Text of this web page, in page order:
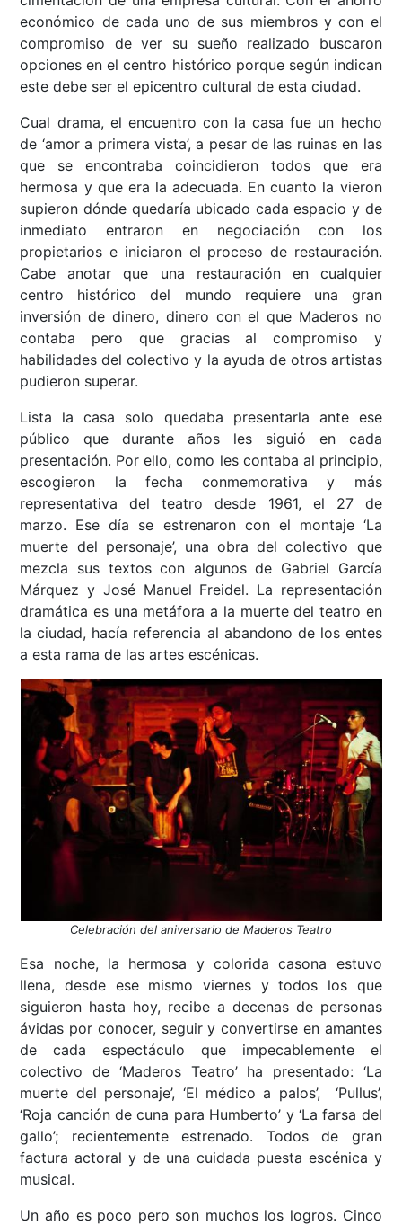
económico de cada uno de sus miembros y con el
compromiso de ver su sueño realizado buscaron
opciones en el centro histórico porque según indican
este debe ser el epicentro cultural de esta ciudad.
Cual drama, el encuentro con la casa fue un hecho
de ‘amor a primera vista’, a pesar de las ruinas en las
que se encontraba coincidieron todos que era
hermosa y que era la adecuada. En cuanto la vieron
supieron dónde quedaría ubicado cada espacio y de
inmediato entraron en negociación con los
propietarios e iniciaron el proceso de restauración.
Cabe anotar que una restauración en cualquier
centro histórico del mundo requiere una gran
inversión de dinero, dinero con el que Maderos no
contaba pero que gracias al compromiso y
habilidades del colectivo y la ayuda de otros artistas
pudieron superar.
Lista la casa solo quedaba presentarla ante ese
público que durante años les siguió en cada
presentación. Por ello, como les contaba al principio,
escogieron la fecha conmemorativa y más
representativa del teatro desde 1961, el 27 de
marzo. Ese día se estrenaron con el montaje ‘La
muerte del personaje’, una obra del colectivo que
mezcla sus textos con algunos de Gabriel García
Márquez y José Manuel Freidel. La representación
dramática es una metáfora a la muerte del teatro en
la ciudad, hacía referencia al abandono de los entes
a esta rama de las artes escénicas.
Celebración del aniversario de Maderos Teatro
Esa noche, la hermosa y colorida casona estuvo
llena, desde ese mismo viernes y todos los que
siguieron hasta hoy, recibe a decenas de personas
ávidas por conocer, seguir y convertirse en amantes
de cada espectáculo que impecablemente el
colectivo de ‘Maderos Teatro’ ha presentado: ‘La
muerte del personaje’, ‘El médico a palos’, ‘Pullus’,
‘Roja canción de cuna para Humberto’ y ‘La farsa del
gallo’; recientemente estrenado. Todos de gran
factura actoral y de una cuidada puesta escénica y
musical.
Un año es poco pero son muchos los logros. Cinco